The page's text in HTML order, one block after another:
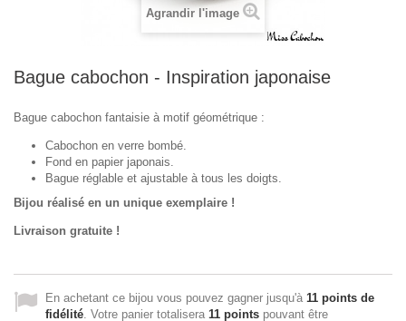
Agrandir l'image
Bague cabochon - Inspiration japonaise
Bague cabochon fantaisie à motif géométrique :
Cabochon en verre bombé.
Fond en papier japonais.
Bague réglable et ajustable à tous les doigts.
Bijou réalisé en un unique exemplaire !
Livraison gratuite !
En achetant ce bijou vous pouvez gagner jusqu'à 11 points de
fidélité. Votre panier totalisera 11 points pouvant être